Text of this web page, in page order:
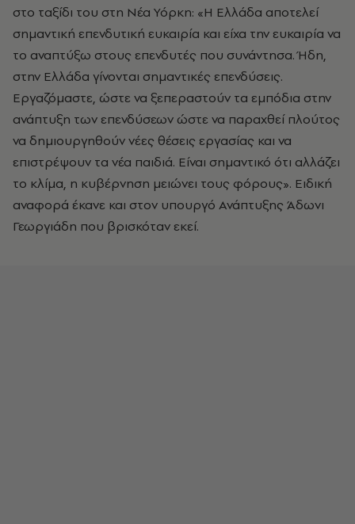
στο ταξίδι του στη Νέα Υόρκη: «Η Ελλάδα αποτελεί
σημαντική επενδυτική ευκαιρία και είχα την ευκαιρία να
το αναπτύξω στους επενδυτές που συνάντησα. Ήδη,
στην Ελλάδα γίνονται σημαντικές επενδύσεις.
Εργαζόμαστε, ώστε να ξεπεραστούν τα εμπόδια στην
ανάπτυξη των επενδύσεων ώστε να παραχθεί πλούτος
να δημιουργηθούν νέες θέσεις εργασίας και να
επιστρέψουν τα νέα παιδιά. Είναι σημαντικό ότι αλλάζει
το κλίμα, η κυβέρνηση μειώνει τους φόρους». Ειδική
αναφορά έκανε και στον υπουργό Ανάπτυξης Άδωνι
Γεωργιάδη που βρισκόταν εκεί.